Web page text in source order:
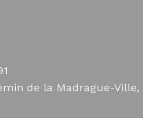
de la Madrague-Ville,